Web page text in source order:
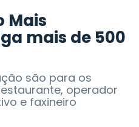
Mais
mais de 500
são para os
operador
e faxineiro